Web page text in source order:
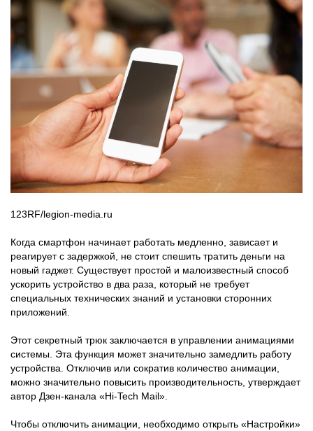
123RF/legion-media.ru
Когда смартфон начинает работать медленно, зависает и
реагирует с задержкой, не стоит спешить тратить деньги на
новый гаджет. Существует простой и малоизвестный способ
ускорить устройство в два раза, который не требует
специальных технических знаний и установки сторонних
приложений.
Этот секретный трюк заключается в управлении анимациями
системы. Эта функция может значительно замедлить работу
устройства. Отключив или сократив количество анимации,
можно значительно повысить производительность, утверждает
автор Дзен-канала «Hi-Tech Mail».
Чтобы отключить анимации, необходимо открыть «Настройки»